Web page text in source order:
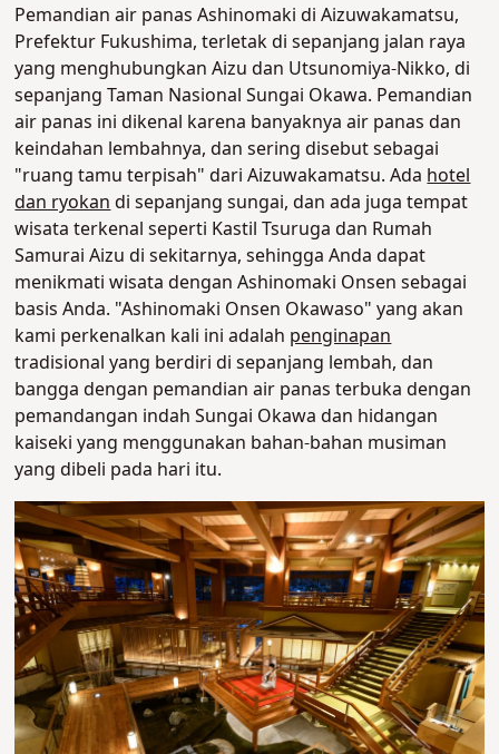
Pemandian air panas Ashinomaki di Aizuwakamatsu,
Prefektur Fukushima, terletak di sepanjang jalan raya
yang menghubungkan Aizu dan Utsunomiya-Nikko, di
sepanjang Taman Nasional Sungai Okawa. Pemandian
air panas ini dikenal karena banyaknya air panas dan
keindahan lembahnya, dan sering disebut sebagai
"ruang tamu terpisah" dari Aizuwakamatsu. Adahotel
dan ryokandi sepanjang sungai, dan ada juga tempat
wisata terkenal seperti Kastil Tsuruga dan Rumah
Samurai Aizu di sekitarnya, sehingga Anda dapat
menikmati wisata dengan Ashinomaki Onsen sebagai
basis Anda. "Ashinomaki Onsen Okawaso" yang akan
kami perkenalkan kali ini adalah penginapan
tradisional yang berdiri di sepanjang lembah, dan
bangga dengan pemandian air panas terbuka dengan
pemandangan indah Sungai Okawa dan hidangan
kaiseki yang menggunakan bahan-bahan musiman
yang dibeli pada hari itu.